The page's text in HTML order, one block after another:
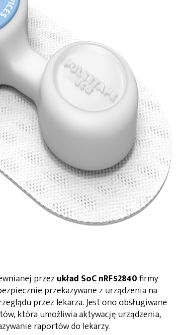
przez układ SoC nRF52840firmy
przekazywane z urządzenia na
przez lekarza. Jest ono obsługiwane
która umożliwia aktywację urządzenia,
raportów do lekarzy.